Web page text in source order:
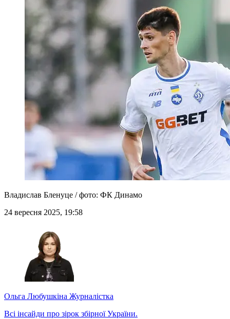
Владислав Бленуце / фото: ФК Динамо
24 вересня 2025, 19:58
Ольга Любушкіна Журналістка
Всі інсайди про зірок збірної України.